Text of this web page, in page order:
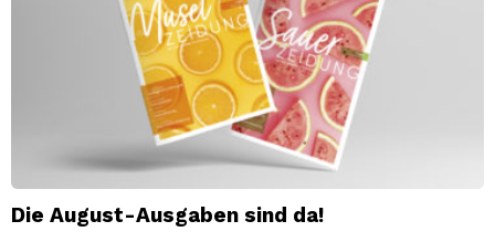
Die August-Ausgaben sind da!